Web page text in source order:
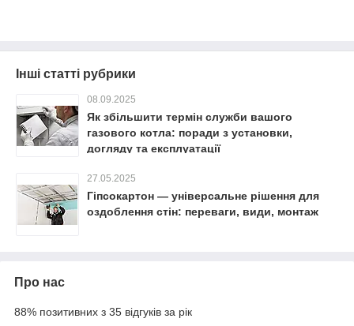
Інші статті рубрики
08.09.2025
Як збільшити термін служби вашого
газового котла: поради з установки,
догляду та експлуатації
27.05.2025
Гіпсокартон — універсальне рішення для
оздоблення стін: переваги, види, монтаж
Про нас
88% позитивних з 35 відгуків за рік